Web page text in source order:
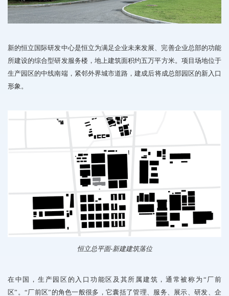
新的恒立国际研发中心是恒立为满足企业未来发展、完善企业总部的功能
所建设的综合型研发服务楼，地上建筑面积约五万平方米。 项目 场地位于
生产园区的中线南端， 紧邻外界城市道路 ，建成后将成总部园区的新入口
形象。
恒立总平面-新建建筑落位
在中国，生产园区的入口功能区及其所属建筑，通常被称为“厂前
区”。“厂前区”的角色一般很多，它囊括了管理、服务、展示、研发、企